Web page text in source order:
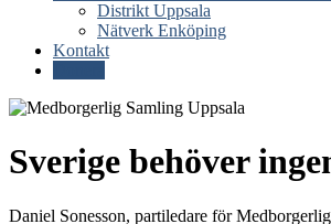
Distrikt Uppsala
Nätverk Enköping
Kontakt
Sverige behöver
Daniel Sonesson, partiledare för